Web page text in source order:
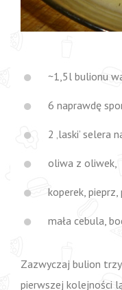
~1,5l bulionu
6 naprawdę
2 ‚laski’ selera
oliwa z oliwek,
koperek, pieprz,
mała cebula,
Zazwyczaj bulion
pierwszej kolejności